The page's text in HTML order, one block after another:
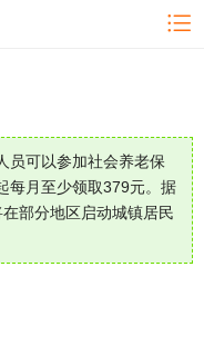
员可以参加社会养老保
每月至少领取379元。据
部分地区启动城镇居民